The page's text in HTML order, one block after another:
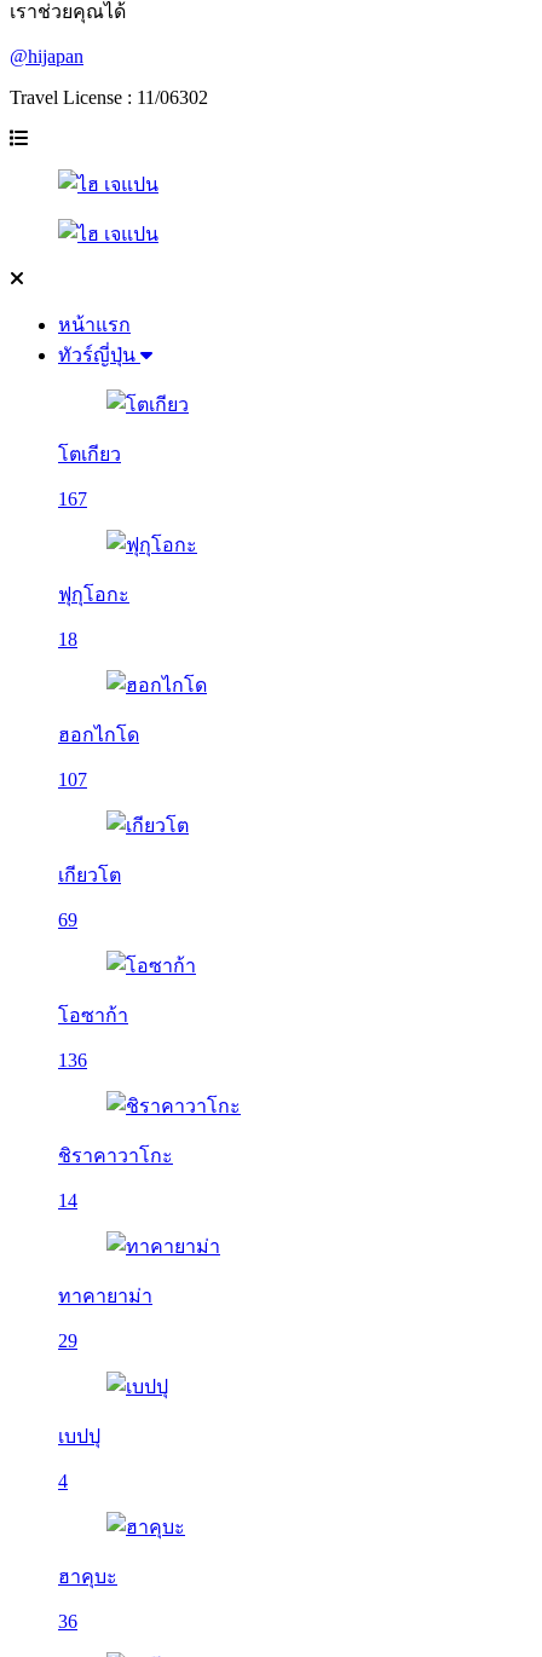
เราช่วยคุณได้
@hijapan
Travel License : 11/06302
หน้าแรก
ทัวร์ญี่ปุ่น
โตเกียว
167
ฟุกุโอกะ
18
ฮอกไกโด
107
เกียวโต
69
โอซาก้า
136
ชิราคาวาโกะ
14
ทาคายาม่า
29
เบปปุ
4
ฮาคุบะ
36